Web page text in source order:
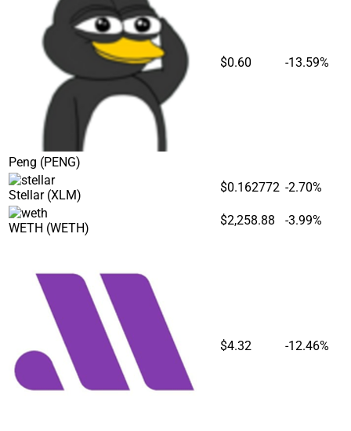
Peng (PENG)
$0.60 -13.59%
Stellar (XLM)
$0.162772 -2.70%
WETH (WETH)
$2,258.88 -3.99%
$4.32 -12.46%